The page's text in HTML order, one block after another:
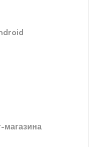
магазина